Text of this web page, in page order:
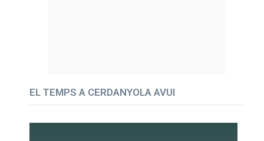
EL TEMPS A CERDANYOLA AVUI